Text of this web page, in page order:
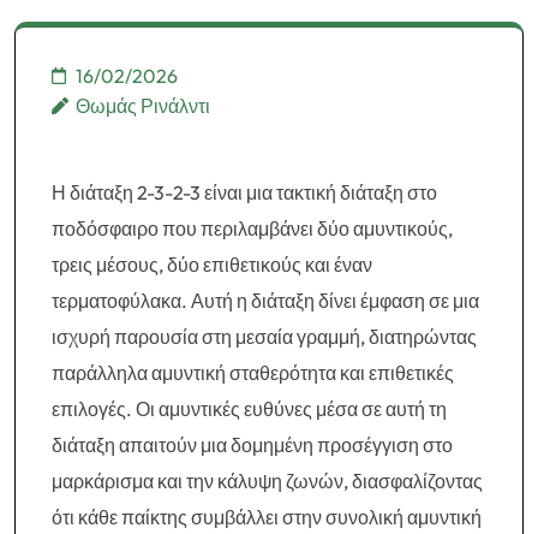
16/02/2026
Θωμάς Ρινάλντι
Η διάταξη 2-3-2-3 είναι μια τακτική διάταξη στο
ποδόσφαιρο που περιλαμβάνει δύο αμυντικούς,
τρεις μέσους, δύο επιθετικούς και έναν
τερματοφύλακα. Αυτή η διάταξη δίνει έμφαση σε μια
ισχυρή παρουσία στη μεσαία γραμμή, διατηρώντας
παράλληλα αμυντική σταθερότητα και επιθετικές
επιλογές. Οι αμυντικές ευθύνες μέσα σε αυτή τη
διάταξη απαιτούν μια δομημένη προσέγγιση στο
μαρκάρισμα και την κάλυψη ζωνών, διασφαλίζοντας
ότι κάθε παίκτης συμβάλλει στην συνολική αμυντική